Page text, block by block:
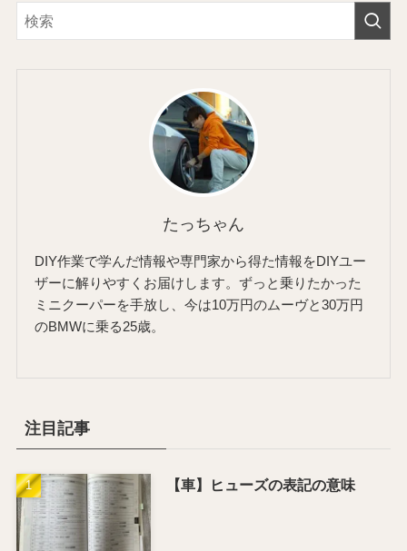
たっちゃん
DIY作業で学んだ情報や専門家から得た情報をDIYユー
ザーに解りやすくお届けします。ずっと乗りたかった
ミニクーパーを手放し、今は10万円のムーヴと30万円
のBMWに乗る25歳。
注目記事
【車】ヒューズの表記の意味